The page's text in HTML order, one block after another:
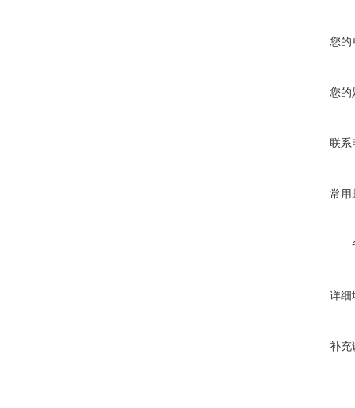
您的
您的
联系
常用
详细
补充